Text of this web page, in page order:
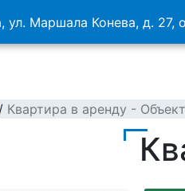
ул. Маршала Конева, д. 27,
/ Квартира в аренду -